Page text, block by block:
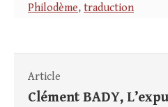
Philodème, traduction
Article
Clément BADY,